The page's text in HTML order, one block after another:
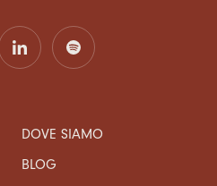
DOVE SIAMO
BLOG